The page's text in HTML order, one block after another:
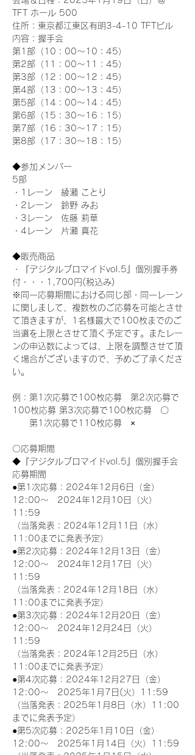
TFT ホール 500
住所：東京都江東区有明3-4-10 TFTビル
内容：握手会
第1部（10：00～10：45）
第2部（11：00～11：45）
第3部（12：00～12：45）
第4部（13：00～13：45）
第5部（14：00～14：45）
第6部（15：30～16：15）
第7部（16：30～17：15）
第8部（17：30～18：15）
◆参加メンバー
5部
・1レーン　綾瀬 ことり
・2レーン　鈴野 みお
・3レーン　佐藤 莉華
・4レーン　片瀬 真花
◆販売商品
・『デジタルブロマイドvol.5』個別握手券
付・・・1,700円(税込み)
※同一応募期間における同じ部・同一レーン
に関しまして、複数枚のご応募を可能とさせ
て頂きますが、1名様最大で100枚までのご
当選を上限とさせて頂く予定です。またレー
ンの申込数によっては、上限を調整させて頂
く場合がございますので、予めご了承くださ
い。
例：第1次応募で100枚応募　第2次応募で
100枚応募 第3次応募で100枚応募　〇
第1次応募で110枚応募　×
〇応募期間
◆『デジタルブロマイドvol.5』個別握手会
応募期間
●第1次応募：2024年12月6日（金）
12:00～　2024年12月10日（火）
11:59
（当落発表：2024年12月11日（水）
11:00までに発表予定）
●第2次応募：2024年12月13日（金）
12:00～　2024年12月17日（火）
11:59
（当落発表：2024年12月18日（水）
11:00までに発表予定）
●第3次応募：2024年12月20日（金）
12:00～　2024年12月24日（火）
11:59
（当落発表：2024年12月25日（水）
11:00までに発表予定）
●第4次応募：2024年12月27日（金）
12:00～　2025年1月7日(火）11:59
（当落発表：2025年1月8日（水）11:00
までに発表予定）
●第5次応募：2025年1月10日（金）
12:00～　2025年1月14日（火）11:59